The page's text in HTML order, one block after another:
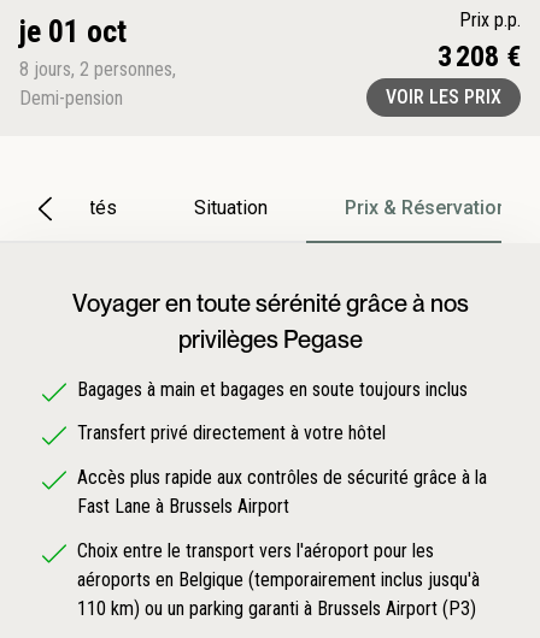
je 01 oct
8 jours, 2 personnes,
Demi-pension
Prix p.p.
3 208 €
VOIR LES PRIX
Particularités Situation Prix & Réservation
Voyager en toute sérénité grâce à nos
privilèges Pegase
Bagages à main et bagages en soute toujours inclus
Transfert privé directement à votre hôtel
Accès plus rapide aux contrôles de sécurité grâce à la
Fast Lane à Brussels Airport
Choix entre le transport vers l'aéroport pour les
aéroports en Belgique (temporairement inclus jusqu'à
110 km) ou un parking garanti à Brussels Airport (P3)